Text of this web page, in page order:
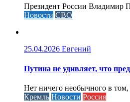
Президент России Владимир
Новости СВО
25.04.2026 Евгений
Путина не удивляет, что
Нет ничего необычного в
Кремль Новости Россия